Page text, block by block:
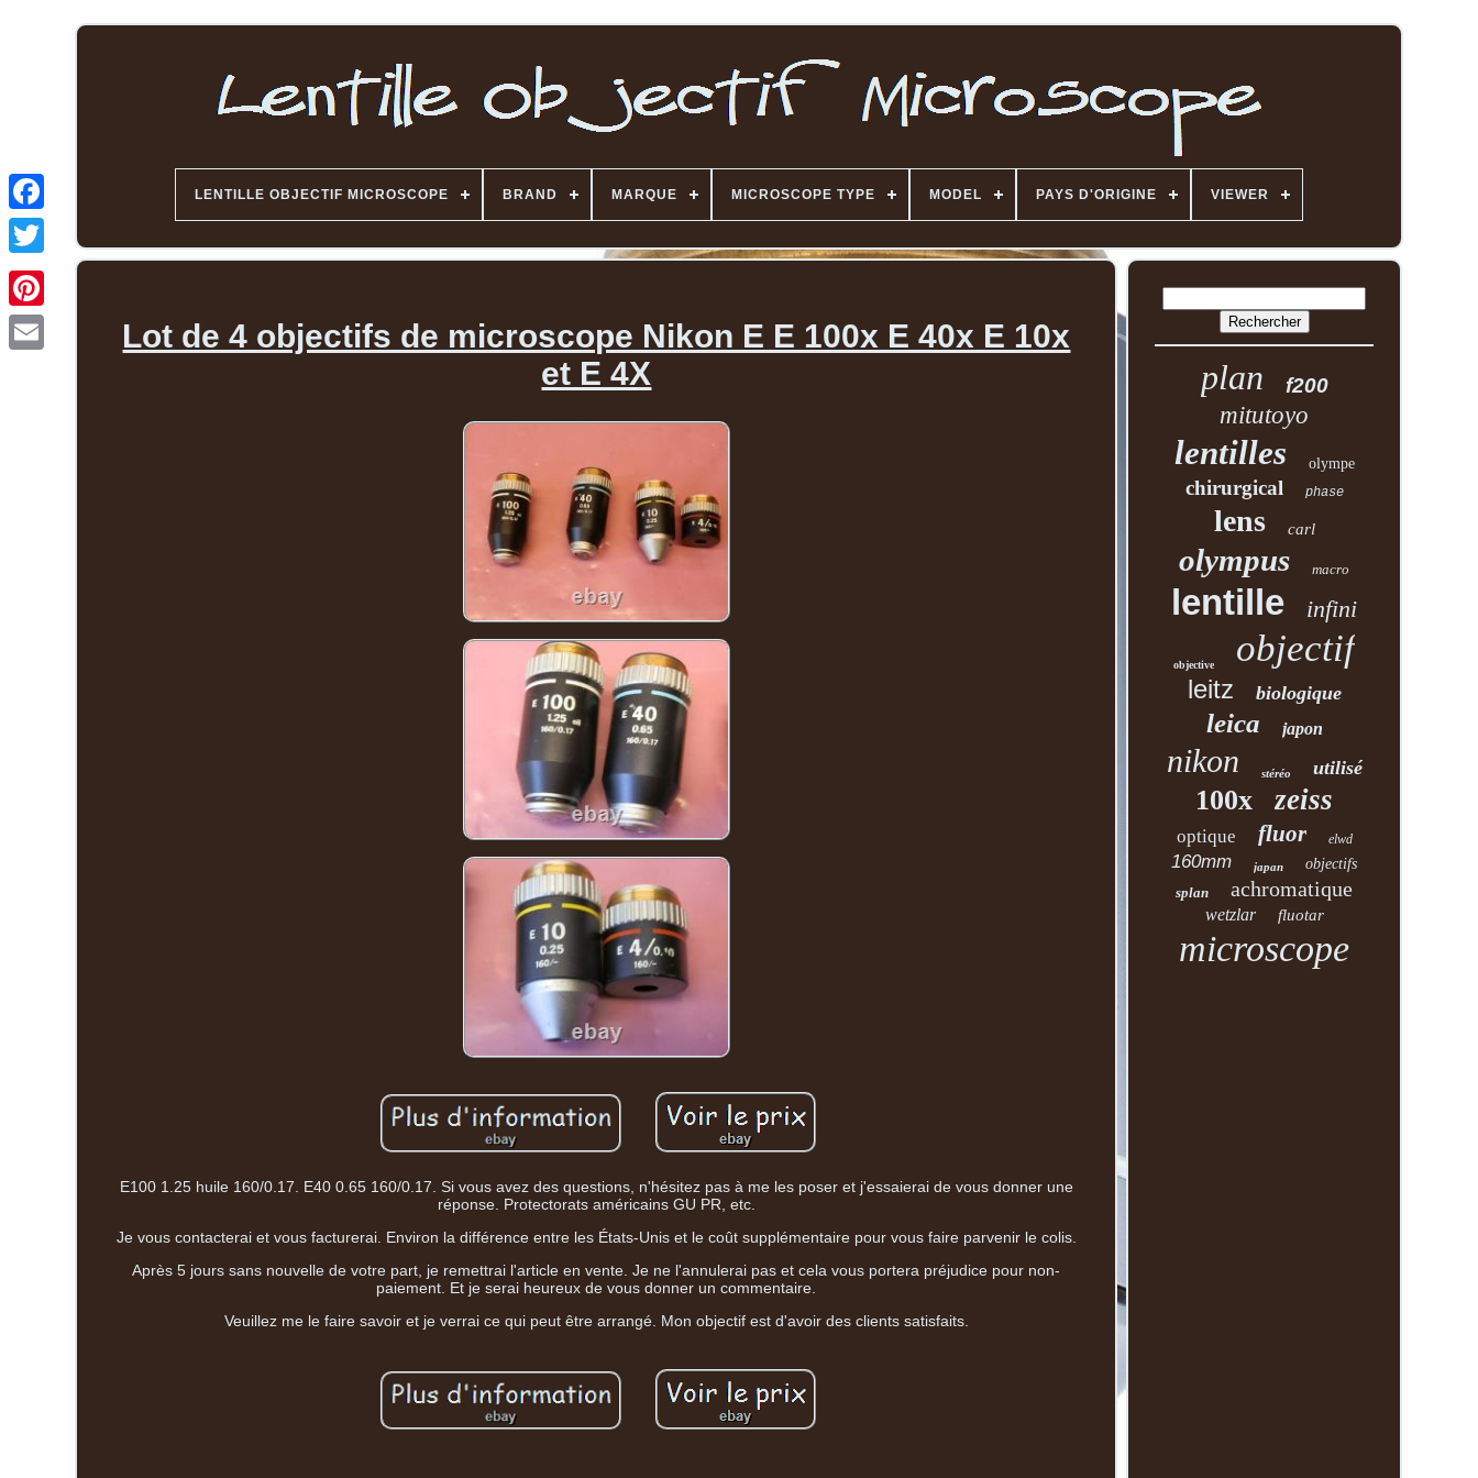
LENTILLE OBJECTIF MICROSCOPE BRAND MARQUE MICROSCOPE TYPE MODEL PAYS D'ORIGINE VIEWER
Lot de 4 objectifs de microscope Nikon E E 100x E 40x E 10x
et E 4X
E100 1.25 huile 160/0.17. E40 0.65 160/0.17. Si vous avez des questions, n'hésitez pas à me les poser et j'essaierai de vous donner une
réponse. Protectorats américains GU PR, etc.
Je vous contacterai et vous facturerai. Environ la différence entre les États-Unis et le coût supplémentaire pour vous faire parvenir le colis.
Après 5 jours sans nouvelle de votre part, je remettrai l'article en vente. Je ne l'annulerai pas et cela vous portera préjudice pour non-
paiement. Et je serai heureux de vous donner un commentaire.
Veuillez me le faire savoir et je verrai ce qui peut être arrangé. Mon objectif est d'avoir des clients satisfaits.
plan f200
mitutoyo
lentilles olympe
chirurgical phase
lens carl
olympus macro
lentille infini
objective objectif
leitz biologique
leica japon
nikon stéréo utilisé
100x zeiss
optique fluor elwd
160mm japan
objectifs
splan
achromatique
wetzlar fluotar
microscope